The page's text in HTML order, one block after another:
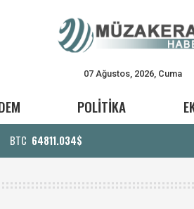
07 Ağustos, 2026, Cuma
POLİTİKA
BTC 64811.034$